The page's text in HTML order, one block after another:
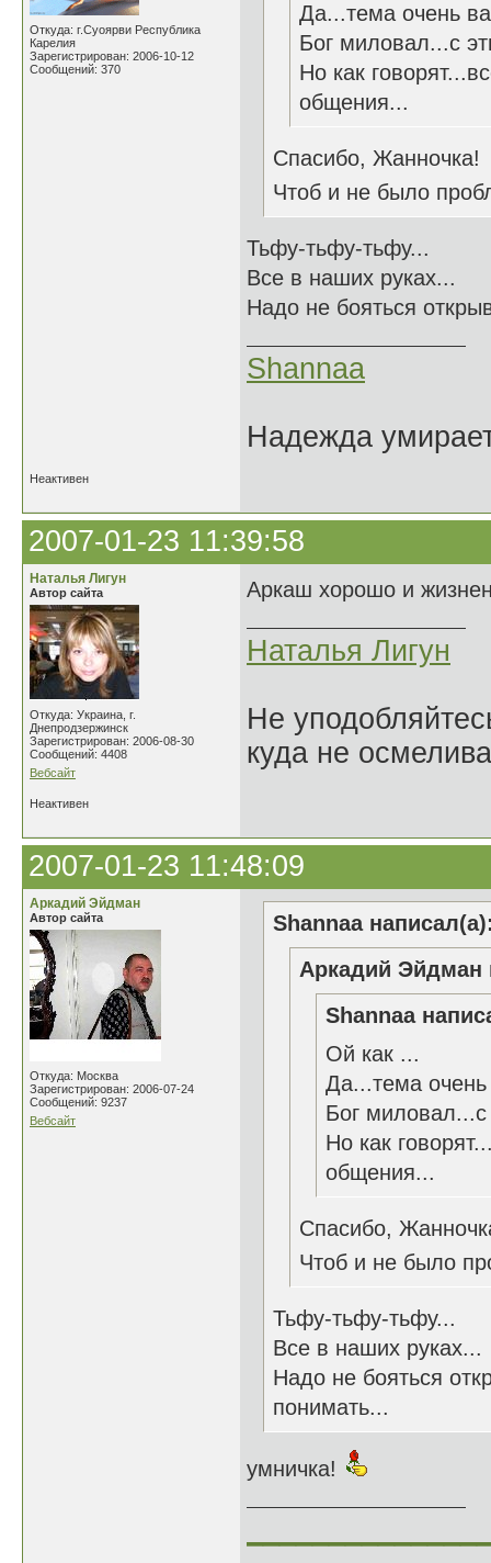
Откуда: г.Суоярви Республика
Карелия
Зарегистрирован: 2006-10-12
Сообщений: 370
Да...тема очень
Бог миловал...с
Но как
общения...
Спасибо, Жанночка!
Чтоб и не было
Тьфу-тьфу-тьфу...
Все в наших руках...
Надо не бояться
Shannaa
Надежда
Неактивен
2007-01-23 11:39:58
Наталья Лигун
Автор сайта
Откуда: Украина, г.
Днепродзержинск
Зарегистрирован: 2006-08-30
Сообщений: 4408
Вебсайт
Аркаш хорошо и
Наталья Лигун
Не
куда не
Неактивен
2007-01-23 11:48:09
Аркадий Эйдман
Автор сайта
Откуда: Москва
Зарегистрирован: 2006-07-24
Сообщений: 9237
Вебсайт
Shannaa
Аркадий Эйдман
Shannaa
Ой как ...
Да...тема очень
Бог
Но как
общения...
Спасибо,
Чтоб и не было
Тьфу-тьфу-тьфу...
Все в наших руках...
Надо не бояться
понимать...
умничка!